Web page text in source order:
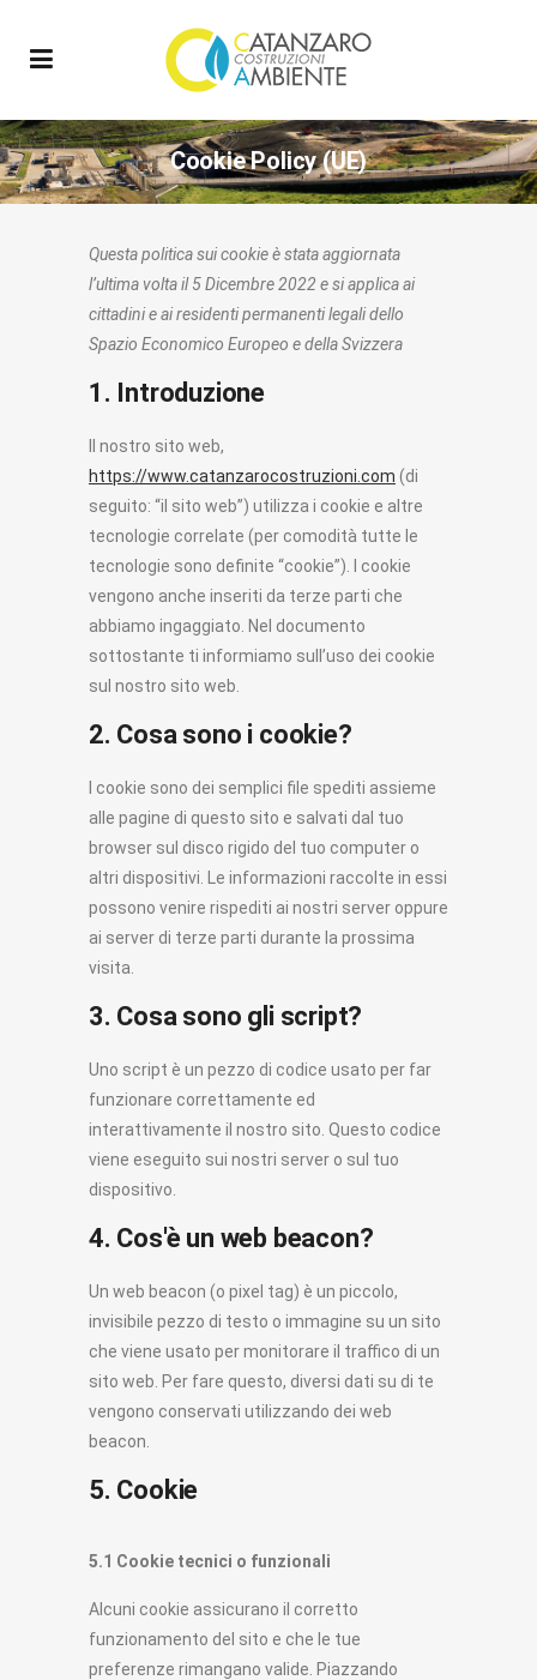
Cookie Policy (UE)
Questa politica sui cookie è stata aggiornata
l’ultima volta il 5 Dicembre 2022 e si applica ai
cittadini e ai residenti permanenti legali dello
Spazio Economico Europeo e della Svizzera
1. Introduzione
Il nostro sito web,
https://www.catanzarocostruzioni.com (di
seguito: “il sito web”) utilizza i cookie e altre
tecnologie correlate (per comodità tutte le
tecnologie sono definite “cookie”). I cookie
vengono anche inseriti da terze parti che
abbiamo ingaggiato. Nel documento
sottostante ti informiamo sull’uso dei cookie
sul nostro sito web.
2. Cosa sono i cookie?
I cookie sono dei semplici file spediti assieme
alle pagine di questo sito e salvati dal tuo
browser sul disco rigido del tuo computer o
altri dispositivi. Le informazioni raccolte in essi
possono venire rispediti ai nostri server oppure
ai server di terze parti durante la prossima
visita.
3. Cosa sono gli script?
Uno script è un pezzo di codice usato per far
funzionare correttamente ed
interattivamente il nostro sito. Questo codice
viene eseguito sui nostri server o sul tuo
dispositivo.
4. Cos'è un web beacon?
Un web beacon (o pixel tag) è un piccolo,
invisibile pezzo di testo o immagine su un sito
che viene usato per monitorare il traffico di un
sito web. Per fare questo, diversi dati su di te
vengono conservati utilizzando dei web
beacon.
5. Cookie
5.1 Cookie tecnici o funzionali
Alcuni cookie assicurano il corretto
funzionamento del sito e che le tue
preferenze rimangano valide. Piazzando